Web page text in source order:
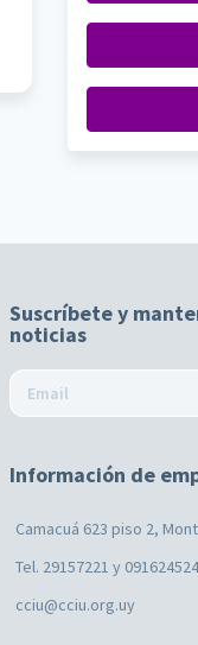
Suscríbete y
noticias
Información de
Camacuá 623 piso 2,
Tel. 29157221 y 091624524
cciu@cciu.org.uy